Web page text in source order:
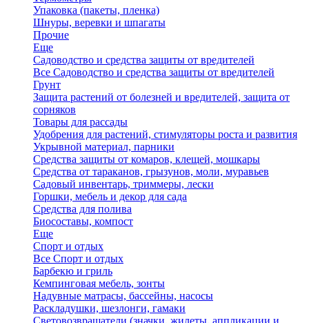
Упаковка (пакеты, пленка)
Шнуры, веревки и шпагаты
Прочие
Еще
Садоводство и средства защиты от вредителей
Все Садоводство и средства защиты от вредителей
Грунт
Защита растений от болезней и вредителей, защита от
сорняков
Товары для рассады
Удобрения для растений, стимуляторы роста и развития
Укрывной материал, парники
Средства защиты от комаров, клещей, мошкары
Средства от тараканов, грызунов, моли, муравьев
Садовый инвентарь, триммеры, лески
Горшки, мебель и декор для сада
Средства для полива
Биосоставы, компост
Еще
Спорт и отдых
Все Спорт и отдых
Барбекю и гриль
Кемпинговая мебель, зонты
Надувные матрасы, бассейны, насосы
Раскладушки, шезлонги, гамаки
Световозвращатели (значки, жилеты, аппликации и